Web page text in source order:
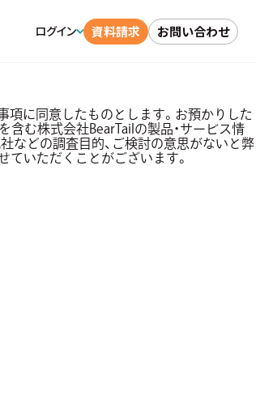
ログイン 資料請求 お問い合わせ
項に同意したものとします。お預かりした
含む株式会社BearTailの製品・サービス情
などの調査目的、ご検討の意思がないと弊
ていただくことがございます。